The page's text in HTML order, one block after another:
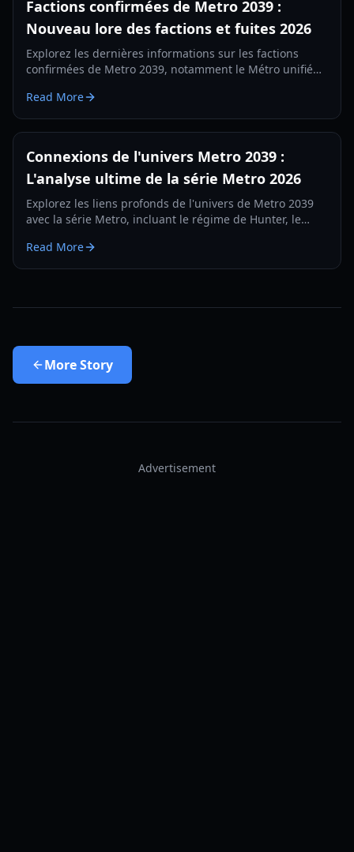
Factions confirmées de Metro 2039 :
Nouveau lore des factions et fuites 2026
Explorez les dernières informations sur les factions
confirmées de Metro 2039, notamment le Métro unifié
la suite à venir.
Read More
Connexions de l'univers Metro 2039 :
L'analyse ultime de la série Metro 2026
Explorez les liens profonds de l'univers de Metro 2039
avec la série Metro, incluant le régime de Hunter, le
franchise.
Read More
MoreStory
Advertisement